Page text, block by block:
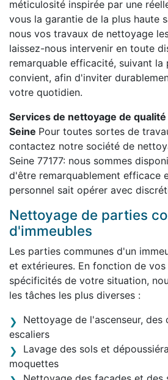
méticulosité inspirée par une
vous la garantie de la plus haute
nous vos travaux de nettoyage
laissez-nous intervenir en toute
remarquable efficacité, suivant
convient, afin d'inviter
votre quotidien.
Services de nettoyage de
Seine Pour toutes sortes de
contactez notre société de
Seine 77177: nous sommes
d'être remarquablement efficace
personnel sait opérer avec
Nettoyage de parties
d'immeubles
Les parties communes d'un
et extérieures. En fonction de
spécificités de votre situation,
les tâches les plus diverses :
Nettoyage de l'ascenseur, des
escaliers
Lavage des sols et
moquettes